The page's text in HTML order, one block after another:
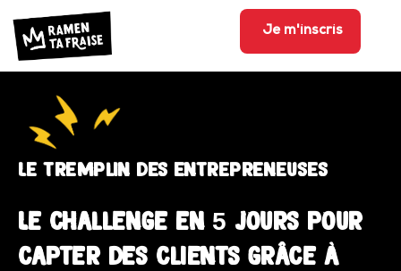
Je m'inscris
Le tremplin des entrepreneuses
Le challenge en 5 jours pour
capter des clients grâce à